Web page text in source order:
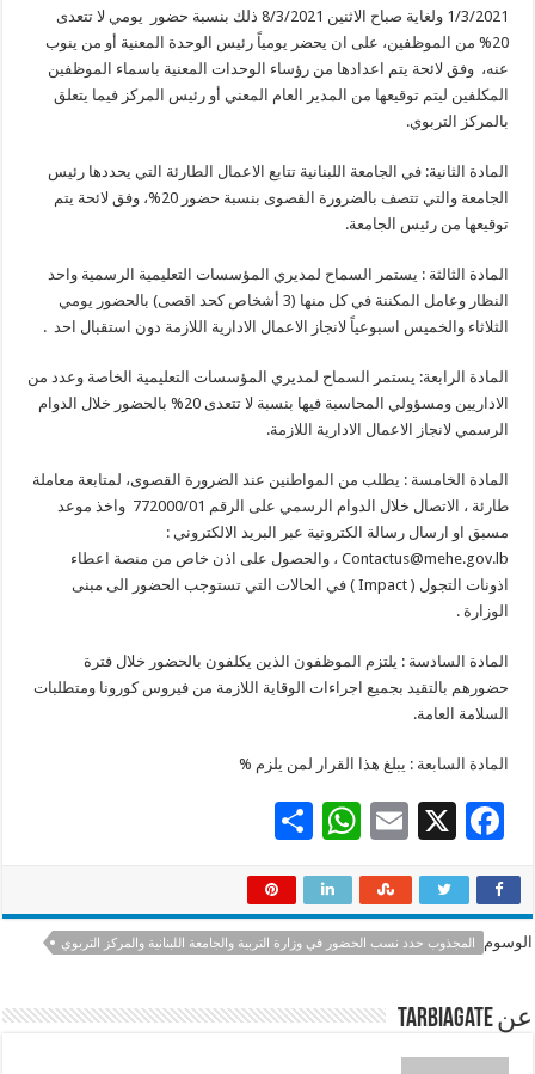
1/3/2021 ولغاية صباح الاثنين 8/3/2021 ذلك بنسبة حضور يومي لا تتعدى
20% من الموظفين، على ان يحضر يومياً رئيس الوحدة المعنية أو من ينوب
عنه، وفق لائحة يتم اعدادها من رؤساء الوحدات المعنية باسماء الموظفين
المكلفين ليتم توقيعها من المدير العام المعني أو رئيس المركز فيما يتعلق
بالمركز التربوي.
المادة الثانية: في الجامعة اللبنانية تتابع الاعمال الطارئة التي يحددها رئيس
الجامعة والتي تتصف بالضرورة القصوى بنسبة حضور 20%، وفق لائحة يتم
توقيعها من رئيس الجامعة.
المادة الثالثة : يستمر السماح لمديري المؤسسات التعليمية الرسمية واحد
النظار وعامل المكننة في كل منها (3 أشخاص كحد اقصى) بالحضور يومي
الثلاثاء والخميس اسبوعياً لانجاز الاعمال الادارية اللازمة دون استقبال احد .
المادة الرابعة: يستمر السماح لمديري المؤسسات التعليمية الخاصة وعدد من
الاداريين ومسؤولي المحاسبة فيها بنسبة لا تتعدى 20% بالحضور خلال الدوام
الرسمي لانجاز الاعمال الادارية اللازمة.
المادة الخامسة : يطلب من المواطنين عند الضرورة القصوى، لمتابعة معاملة
طارئة ، الاتصال خلال الدوام الرسمي على الرقم 772000/01 واخذ موعد
مسبق او ارسال رسالة الكترونية عبر البريد الالكتروني :
Contactus@mehe.gov.lb ، والحصول على اذن خاص من منصة اعطاء
اذونات التجول ( Impact ) في الحالات التي تستوجب الحضور الى مبنى
الوزارة .
المادة السادسة : يلتزم الموظفون الذين يكلفون بالحضور خلال فترة
حضورهم بالتقيد بجميع اجراءات الوقاية اللازمة من فيروس كورونا ومتطلبات
السلامة العامة.
المادة السابعة : يبلغ هذا القرار لمن يلزم %
F
e
b
o
k
X
E
ai
l
W
at
sA
p
ar
e
الوسوم المجذوب حدد نسب الحضور في وزارة التربية والجامعة اللبنانية والمركز التربوي
عن tarbiagate